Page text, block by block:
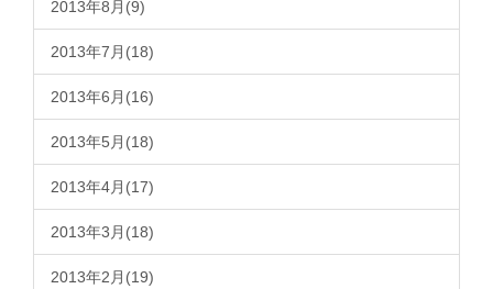
2013年8月(9)
2013年7月(18)
2013年6月(16)
2013年5月(18)
2013年4月(17)
2013年3月(18)
2013年2月(19)